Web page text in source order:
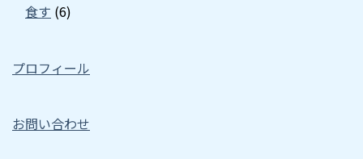
食す (6)
プロフィール
お問い合わせ